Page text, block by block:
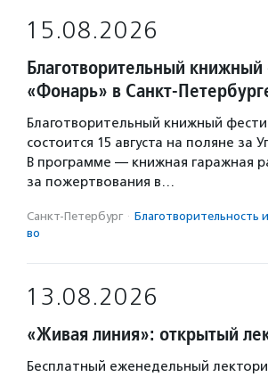
15.08.2026
Благотворительный книжный
«Фонарь» в Санкт-
Благотворительный книжный
состоится 15 августа на поляне за
В программе — книжная гаражная
за пожертвования в…
Санкт-Петербург · Благотвори­тель­ность
во
13.08.2026
«Живая линия»: открытый
Бесплатный еженедельный